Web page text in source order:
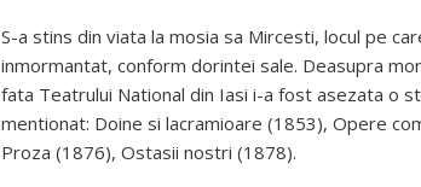
S-a stins din viata la mosia sa Mircesti, locul pe
inmormantat, conform dorintei sale. Deasupra
fata Teatrului National din Iasi i-a fost asezata o
mentionat: Doine si lacramioare (1853), Opere
Proza (1876), Ostasii nostri (1878).